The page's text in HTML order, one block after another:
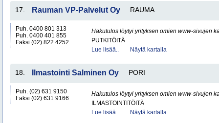
17. Rauman VP-Palvelut Oy RAUMA
Puh. 0400 801 313
Puh. 0400 401 855
Faksi (02) 822 4252
Hakutulos löytyi yrityksen omien www-sivujen
PUTKITÖITÄ
Lue lisää..
Näytä kartalla
18. Ilmastointi Salminen Oy PORI
Puh. (02) 631 9150
Faksi (02) 631 9166
Hakutulos löytyi yrityksen omien www-sivujen
ILMASTOINTITÖITÄ
Lue lisää..
Näytä kartalla